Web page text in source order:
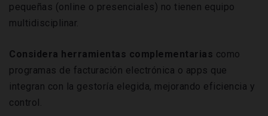
pequeñas (online o presenciales) no tienen equipo
multidisciplinar.
Considera herramientas complementarias como
programas de facturación electrónica o apps que
integran con la gestoría elegida, mejorando eficiencia y
control.